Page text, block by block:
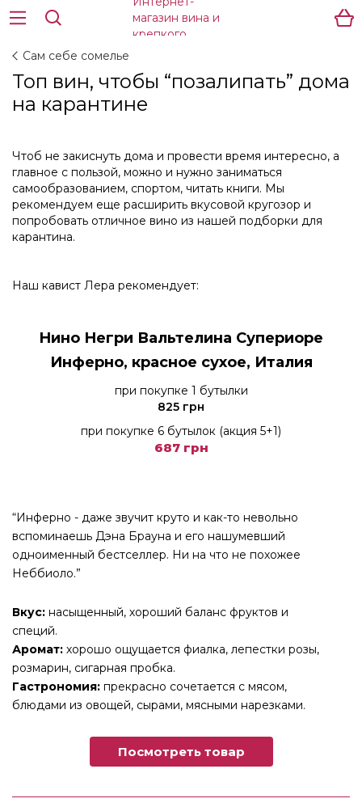
Сам себе сомелье
Топ вин, чтобы “позалипать” дома
на карантине
Чтоб не закиснуть дома и провести время интересно, а
главное с пользой, можно и нужно заниматься
самообразованием, спортом, читать книги. Мы
рекомендуем еще расширить вкусовой кругозор и
попробовать отличное вино из нашей подборки для
карантина.
Наш кавист Лера рекомендует:
Нино Негри Вальтелина Супериоре
Инферно, красное сухое, Италия
при покупке 1 бутылки
825 грн
при покупке 6 бутылок (акция 5+1)
687 грн
“Инферно - даже звучит круто и как-то невольно
вспоминаешь Дэна Брауна и его нашумевший
одноименный бестселлер. Ни на что не похожее
Неббиоло.”
Вкус: насыщенный, хороший баланс фруктов и
специй.
Аромат: хорошо ощущается фиалка, лепестки розы,
розмарин, сигарная пробка.
Гастрономия: прекрасно сочетается с мясом,
блюдами из овощей, сырами, мясными нарезками.
Посмотреть товар